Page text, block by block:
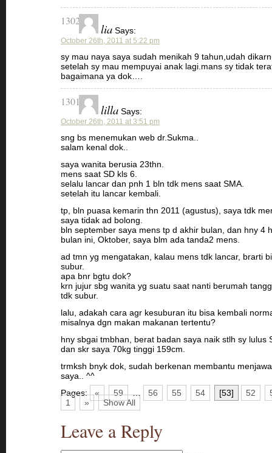
1302
lia Says:
October 26th, 2011 at 5:22 pm
sy mau naya saya sudah menikah 9 tahun,udah
setelah sy mau mempuyai anak lagi.mans sy tidak
bagaimana ya dok….
1301
lilla Says:
October 26th, 2011 at 3:51 pm
sng bs menemukan web dr.Sukma..
salam kenal dok..
saya wanita berusia 23thn.
mens saat SD kls 6.
selalu lancar dan pnh 1 bln tdk mens saat SMA.
setelah itu lancar kembali.
tp, bln puasa kemarin thn 2011 (agustus), saya tdk
saya tidak ad bolong.
bln september saya mens tp d akhir bulan, dan hny 4
bulan ini, Oktober, saya blm ada tanda2 mens.
ad tmn yg mengatakan, kalau mens tdk lancar, brarti
subur.
apa bnr bgtu dok?
krn jujur sbg wanita yg suatu saat nanti berumah
tdk subur.
lalu, adakah cara agr kesuburan itu bisa kembali
misalnya dgn makan makanan tertentu?
hny sbgai tmbhan, berat badan saya naik stlh sy lulus
dan skr saya 70kg tinggi 159cm.
trmksh bnyk dok, sudah berkenan membantu
saya.. ^^
Pages: « 59 … 56 55 54 [53] 52
1
» Show All
Leave a Reply